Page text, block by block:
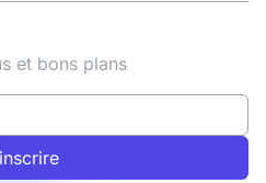
et bons plans